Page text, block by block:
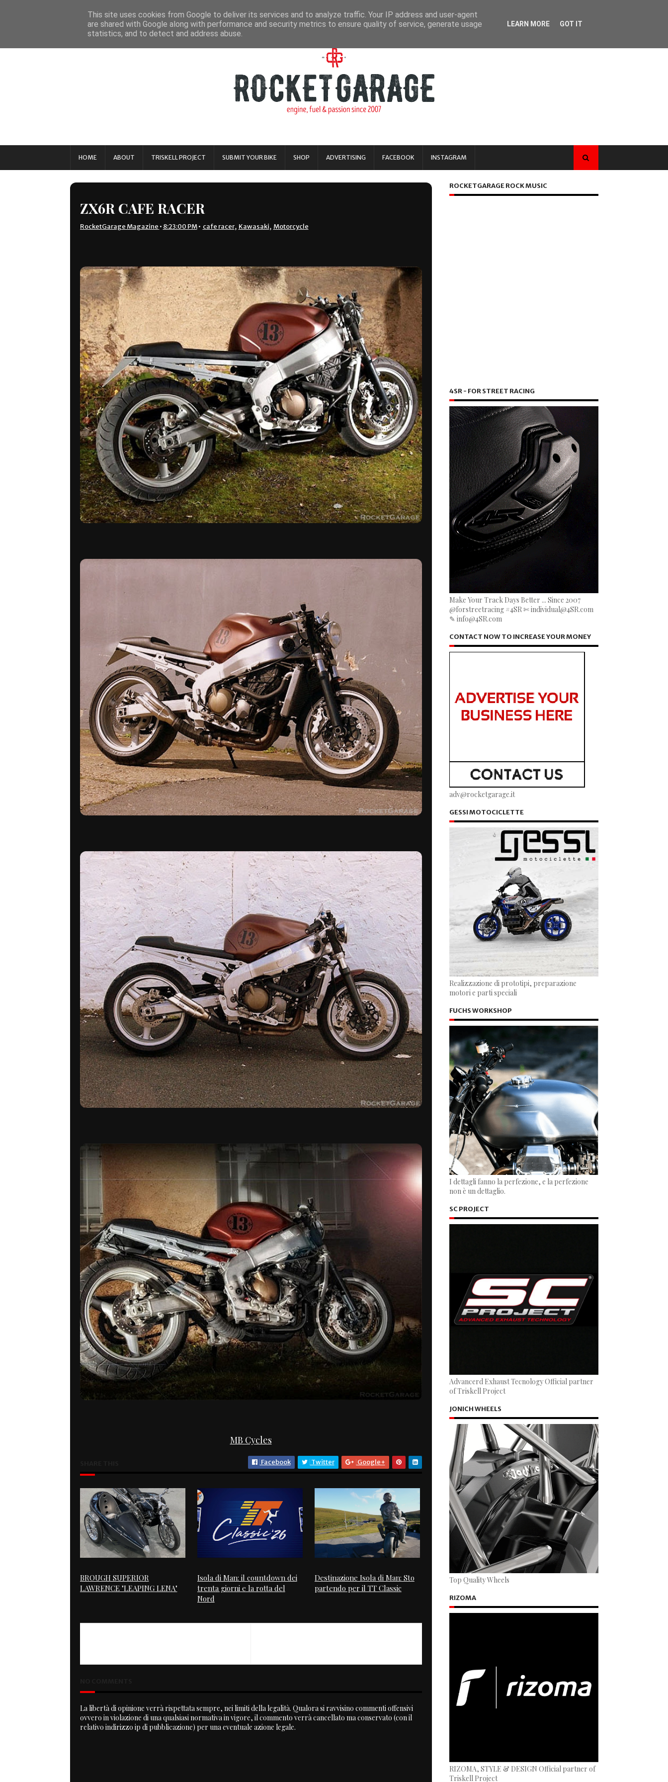
HOME ABOUT TRISKELL PROJECT SUBMIT YOUR BIKE SHOP ADVERTISING FACEBOOK INSTAGRAM
ZX6R CAFE RACER
RocketGarage Magazine • 8:23:00 PM • cafe racer, Kawasaki, Motorcycle
MB Cycles
Facebook Twitter Google+
BROUGH SUPERIOR
LAWRENCE "LEAPING LENA"
Isola di Man: il countdown dei
trenta giorni e la rotta del
Nord
Destinazione Isola di Man: Sto
partendo per il TT Classic
La libertà di opinione verrà rispettata sempre, nei limiti della legalità. Qualora si ravvisino commenti offensivi
ovvero in violazione di una qualsiasi normativa in vigore, il commento verrà cancellato ma conservato (con il
relativo indirizzo ip di pubblicazione) per una eventuale azione legale.
ROCKETGARAGE ROCK MUSIC
4SR - FOR STREET RACING
Make Your Track Days Better ... Since 2007
@forstreetracing #4SR ✄ individual@4SR.com
✎ info@4SR.com
CONTACT NOW TO INCREASE YOUR MONEY
adv@rocketgarage.it
GESSI MOTOCICLETTE
Realizzazione di prototipi, preparazione
motori e parti speciali
FUCHS WORKSHOP
I dettagli fanno la perfezione, e la perfezione
non è un dettaglio.
SC PROJECT
Advancerd Exhaust Tecnology Official partner
of Triskell Project
JONICH WHEELS
Top Quality Wheels
RIZOMA
RIZOMA, STYLE & DESIGN Official partner of
Triskell Project
This site uses cookies from Google to deliver its services and to analyze traffic. Your IP address and user-agent
are shared with Google along with performance and security metrics to ensure quality of service, generate usage
statistics, and to detect and address abuse.
LEARN MORE GOT IT